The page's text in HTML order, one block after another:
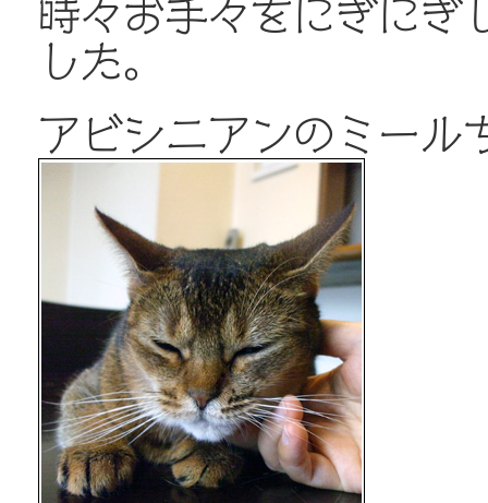
時々お手々をにぎにぎ
した。
アビシニアンのミール